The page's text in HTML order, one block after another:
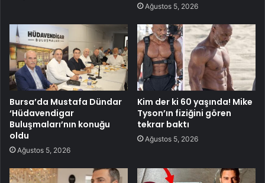
Ağustos 5, 2026
Bursa’da Mustafa Dündar
‘Hüdavendigar
Buluşmaları’nın konuğu
oldu
Ağustos 5, 2026
Kim der ki 60 yaşında! Mike
Tyson’ın fiziğini gören
tekrar baktı
Ağustos 5, 2026